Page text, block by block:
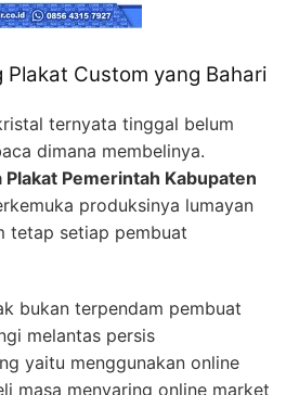
Plakat Custom yang Bahari
ternyata tinggal belum
dimana membelinya.
Pemerintah Kabupaten
produksinya lumayan
tetap setiap pembuat
bukan terpendam pembuat
melantas persis
yaitu menggunakan online
masa menyaring online market